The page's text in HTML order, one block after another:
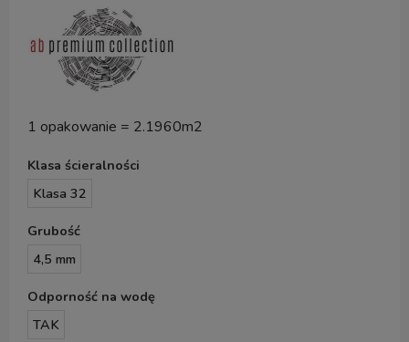
1 opakowanie = 2.1960m2
Klasa ścieralności
Klasa 32
Grubość
4,5 mm
Odporność na wodę
TAK